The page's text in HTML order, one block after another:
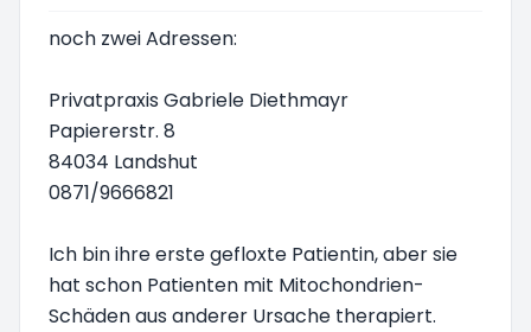
noch zwei Adressen:
Privatpraxis Gabriele Diethmayr
Papiererstr. 8
84034 Landshut
0871/9666821
Ich bin ihre erste gefloxte Patientin, aber sie
hat schon Patienten mit Mitochondrien-
Schäden aus anderer Ursache therapiert.